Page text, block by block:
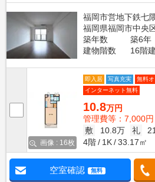
福岡市営地下鉄七
福岡県福岡市中央
築年数
築6年
建物階数
16階建
画像 : 16枚
即入居 写真充実
無料
インターネット無料
10.8万円
管理費等：7,000円
敷
10.8万 礼
4階
1K 33.17㎡
空室確認 無料